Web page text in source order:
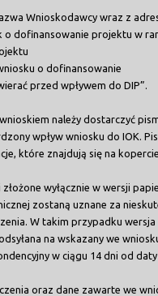
Wnioskodawcy wraz z
o dofinansowanie projektu w
o dofinansowanie
przed wpływem do DIP”.
należy dostarczyć
wpływ wniosku do IOK.
które znajdują się na
złożone wyłącznie w wersji
zostaną uznane za
W takim przypadku
na wskazany we
w ciągu 14 dni od daty
oraz dane zawarte we